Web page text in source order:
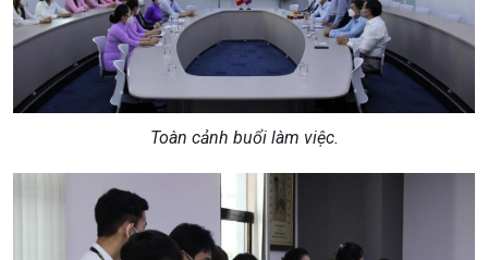
Toàn cảnh buổi làm việc.